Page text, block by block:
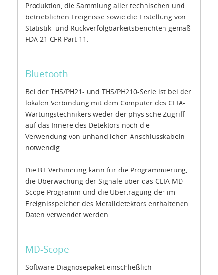
Produktion, die Sammlung aller technischen und
betrieblichen Ereignisse sowie die Erstellung von
Statistik- und Rückverfolgbarkeitsberichten gemäß
FDA 21 CFR Part 11.
Bluetooth
Bei der THS/PH21- und THS/PH210-Serie ist bei der
lokalen Verbindung mit dem Computer des CEIA-
Wartungstechnikers weder der physische Zugriff
auf das Innere des Detektors noch die
Verwendung von unhandlichen Anschlusskabeln
notwendig.
Die BT-Verbindung kann für die Programmierung,
die Überwachung der Signale über das CEIA MD-
Scope Programm und die Übertragung der im
Ereignisspeicher des Metalldetektors enthaltenen
Daten verwendet werden.
MD-Scope
Software-Diagnosepaket einschließlich